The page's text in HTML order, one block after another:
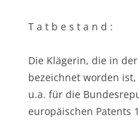
T a t b e s t a n d :
Die Klägerin, die in
bezeichnet worden
u.a. für die
europäischen Patents